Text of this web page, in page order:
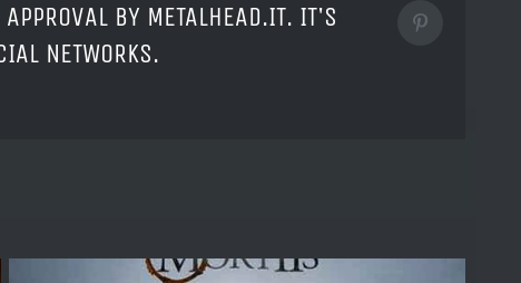
BY METALHEAD.IT. IT'S
NETWORKS.
Pinterest